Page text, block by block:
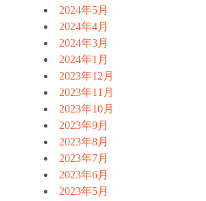
2024年5月
2024年4月
2024年3月
2024年1月
2023年12月
2023年11月
2023年10月
2023年9月
2023年8月
2023年7月
2023年6月
2023年5月